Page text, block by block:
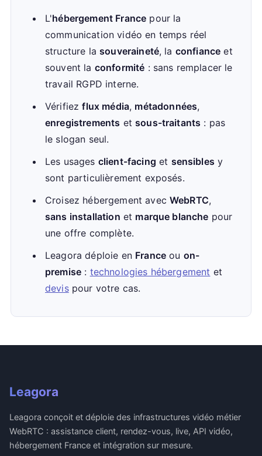
L'hébergement France pour la
communication vidéo en temps réel
structure lasouveraineté, la confiance et
souvent la conformité : sans remplacer le
travail RGPD interne.
Vérifiezflux média, métadonnées,
enregistrements etsous-traitants : pas
le slogan seul.
Les usages client-facing et sensibles y
sont particulièrement exposés.
Croisez hébergement avec WebRTC,
sans installation et marque blanche pour
une offre complète.
Leagora déploie en France ou on-
premise : technologies hébergement et
devispour votre cas.
Leagora
Leagora conçoit et déploie des infrastructures vidéo métier
WebRTC : assistance client, rendez-vous, live, API vidéo,
hébergement France et intégration sur mesure.